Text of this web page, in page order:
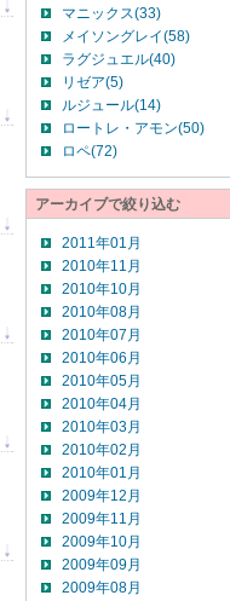
マニックス(33)
メイソングレイ(58)
ラグジュエル(40)
リゼア(5)
ルジュール(14)
ロートレ・アモン(50)
ロペ(72)
アーカイブで絞り込む
2011年01月
2010年11月
2010年10月
2010年08月
2010年07月
2010年06月
2010年05月
2010年04月
2010年03月
2010年02月
2010年01月
2009年12月
2009年11月
2009年10月
2009年09月
2009年08月